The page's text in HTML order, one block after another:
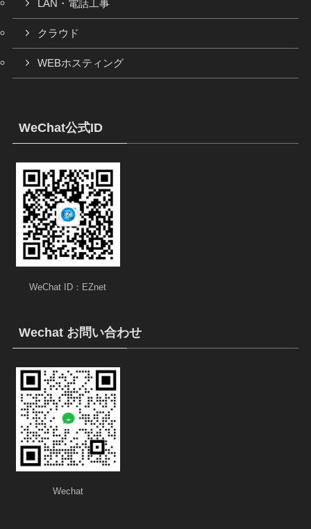
LAN・電話工事
クラウド
WEBホスティング
WeChat公式ID
WeChat ID：EZnet
Wechat お問い合わせ
Wechat